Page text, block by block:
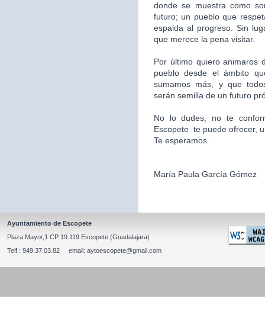
donde se muestra como
futuro; un pueblo que
espalda al progreso. Sin
que merece la pena visitar.
Por último quiero animaros
pueblo desde el ámbito
sumamos más, y que
serán semilla de un futuro
No lo dudes, no te
Escopete te puede ofrecer,
Te esperamos.
María Paula García Gómez
Ayuntamiento de Escopete
Plaza Mayor,1 CP 19.119 Escopete (Guadalajara)
Telf : 949.37.03.82 email: aytoescopete@gmail.com